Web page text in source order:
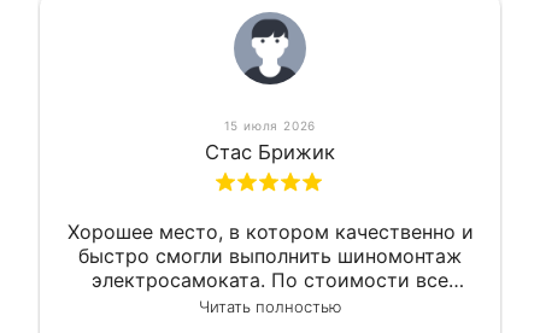
15 июля 2026
Стас Брижик
Хорошее место, в котором качественно и
быстро смогли выполнить шиномонтаж
электросамоката. По стоимости все
вышло вообще приемлемо хочу сказать.
Читать полностью